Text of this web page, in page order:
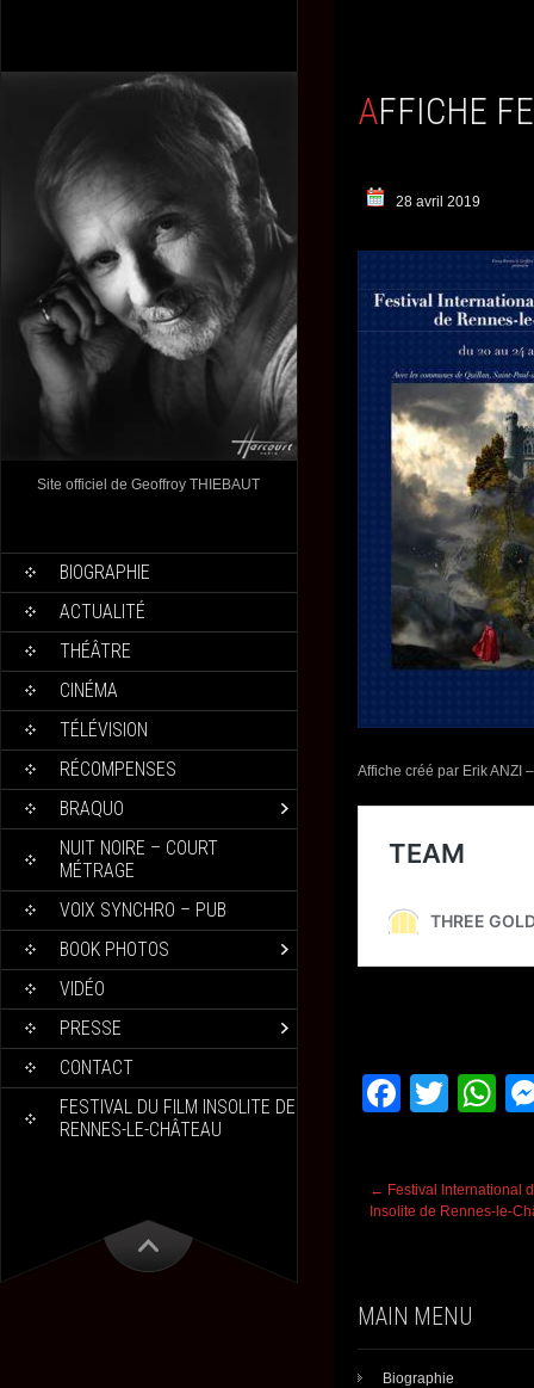
Site officiel de Geoffroy THIEBAUT
BIOGRAPHIE
ACTUALITÉ
THÉÂTRE
CINÉMA
TÉLÉVISION
RÉCOMPENSES
BRAQUO
NUIT NOIRE – COURT
MÉTRAGE
VOIX SYNCHRO – PUB
BOOK PHOTOS
VIDÉO
PRESSE
CONTACT
FESTIVAL DU FILM INSOLITE DE
RENNES-LE-CHÂTEAU
AFFICHE
28 avril 2019
Affiche créé par Erik ANZI
F
e
o
k
T
er
W
s
Post
navigation
← Festival International
Insolite de Rennes-le-
MAIN MENU
Biographie